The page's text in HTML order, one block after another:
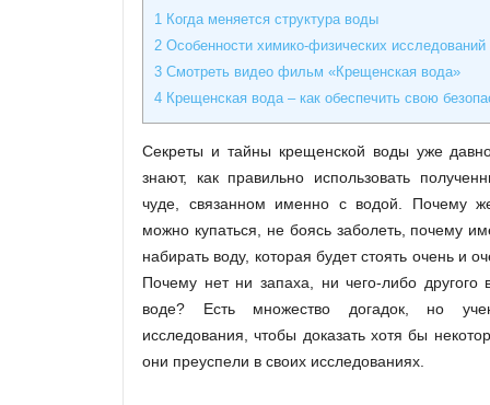
1 Когда меняется структура воды
2 Особенности химико-физических исследований
3 Смотреть видео фильм «Крещенская вода»
4 Крещенская вода – как обеспечить свою
Секреты и тайны крещенской воды уже
знают, как правильно использовать
чуде, связанном именно с водой. Почему
можно купаться, не боясь заболеть, почему
набирать воду, которая будет стоять очень и
Почему нет ни запаха, ни чего-либо другого
воде? Есть множество догадок, но
исследования, чтобы доказать хотя бы
они преуспели в своих исследованиях.